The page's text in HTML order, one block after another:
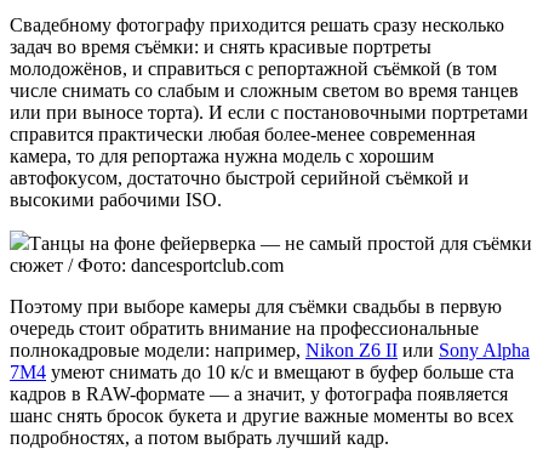
Свадебному фотографу приходится решать сразу несколько
задач во время съёмки: и снять красивые портреты
молодожёнов, и справиться с репортажной съёмкой (в том
числе снимать со слабым и сложным светом во время танцев
или при выносе торта). И если с постановочными портретами
справится практически любая более-менее современная
камера, то для репортажа нужна модель с хорошим
автофокусом, достаточно быстрой серийной съёмкой и
высокими рабочими ISO.
Танцы на фоне фейерверка — не самый простой для съёмки
сюжет / Фото: dancesportclub.com
Поэтому при выборе камеры для съёмки свадьбы в первую
очередь стоит обратить внимание на профессиональные
полнокадровые модели: например, Nikon Z6 II или Sony Alpha
7M4 умеют снимать до 10 к/с и вмещают в буфер больше ста
кадров в RAW-формате — а значит, у фотографа появляется
шанс снять бросок букета и другие важные моменты во всех
подробностях, а потом выбрать лучший кадр.